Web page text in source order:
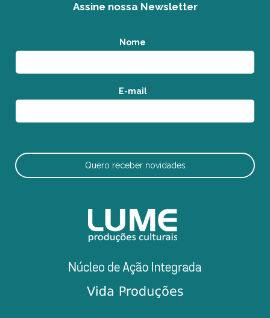
Assine nossa Newsletter
Nome *
E-mail *
Quero receber novidades